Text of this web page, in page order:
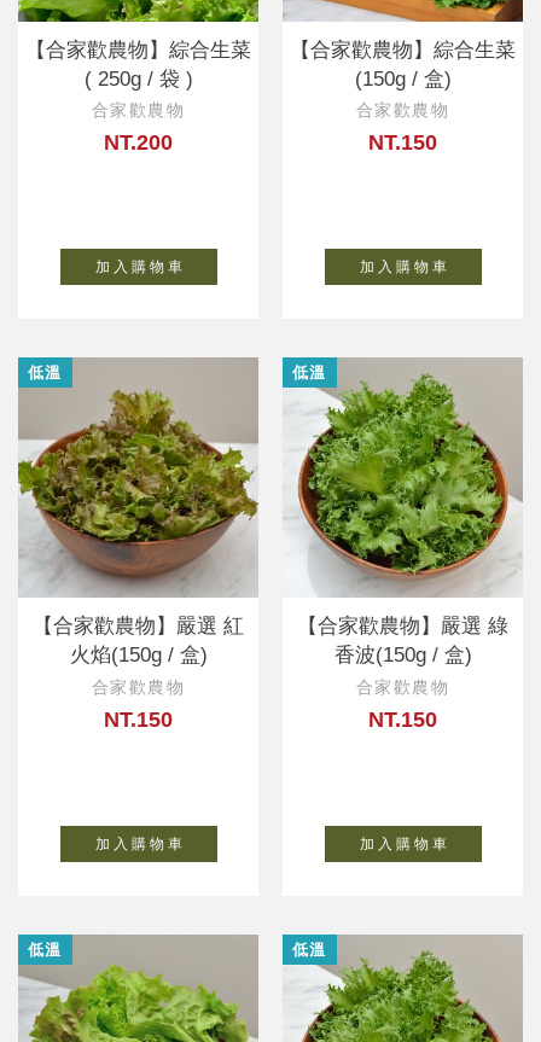
【合家歡農物】綜合生菜
( 250g / 袋 )
合家歡農物
NT.200
加 入 購 物 車
【合家歡農物】綜合生菜
(150g / 盒)
合家歡農物
NT.150
加 入 購 物 車
低溫
【合家歡農物】嚴選 紅
火焰(150g / 盒)
合家歡農物
NT.150
加 入 購 物 車
低溫
【合家歡農物】嚴選 綠
香波(150g / 盒)
合家歡農物
NT.150
加 入 購 物 車
低溫 低溫